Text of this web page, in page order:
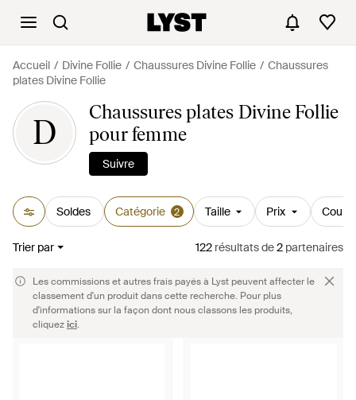
Accueil Divine Follie Chaussures Divine Follie
Chaussures
plates Divine Follie
D
Chaussures plates Divine Follie
pour femme
Suivre
Soldes Catégorie 2 Taille Prix
Trier par 122 résultatsde2 partenaires
Les commissions et autres frais payés à Lyst peuvent affecter le
classement d'un produit dans cette recherche. Pour plus
d'informations sur la façon dont nous classons les produits,
cliquezici.